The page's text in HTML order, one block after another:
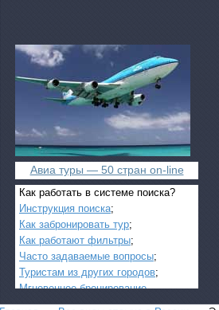
Авиа туры — 50 стран on-line
Как работать в системе поиска?
Инструкция поиска;
Как забронировать тур;
Как работают фильтры;
Часто задаваемые вопросы;
Туристам из других городов;
Мгновенное бронирование.